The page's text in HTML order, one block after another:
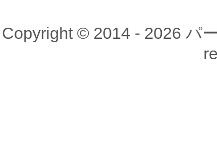
Copyright © 2014 - 2026 パ